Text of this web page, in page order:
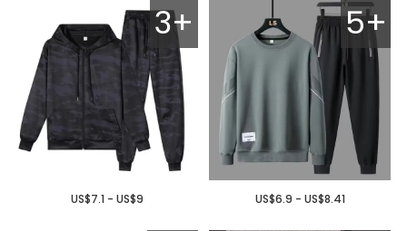
5+
US$6.9 - US$8.41
3+
US$7.1 - US$9